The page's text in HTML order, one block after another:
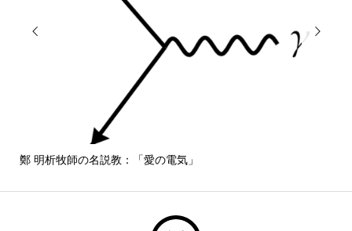

鄭 明析牧師の名説教：「愛の電気」
